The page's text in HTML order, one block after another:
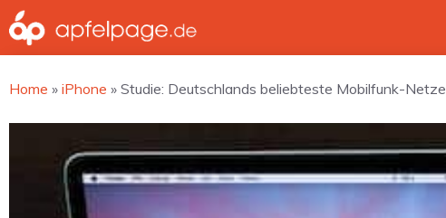
Zum
Inhalt
springen
Home » iPhone » Studie: Deutschlands beliebteste Mobilfunk-Netze